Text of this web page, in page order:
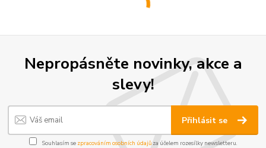
Nepropásněte novinky, akce a
slevy!
Přihlásit se
Souhlasím se zpracováním osobních údajůza účelem rozesílky newsletteru.